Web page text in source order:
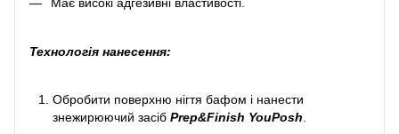
Технологія нанесення:
Обробити поверхню нігтя бафом і нанести
знежирюючий засіб Prep&Finish YouPosh